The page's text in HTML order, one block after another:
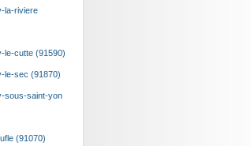
la-riviere
le-cutte (91590)
le-sec (91870)
sous-saint-yon
(91070)